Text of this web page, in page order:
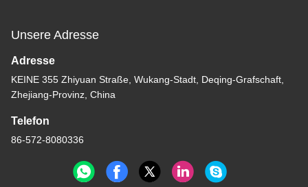
Unsere Adresse
Adresse
KEINE 355 Zhiyuan Straße, Wukang-Stadt, Deqing-Grafschaft,
Zhejiang-Provinz, China
Telefon
86-572-8080336